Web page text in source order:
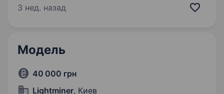
в цьому напрямку на зйомки для YouTube-
3 нед. назад
Модель
40 000 грн
Lightminer, Киев